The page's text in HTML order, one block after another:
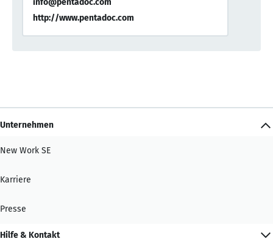
info@pentadoc.com
http://www.pentadoc.com
Unternehmen
New Work SE
Karriere
Presse
Hilfe & Kontakt